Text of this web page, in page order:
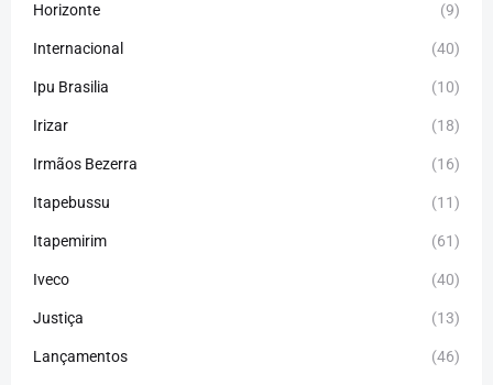
Horizonte (9)
Internacional (40)
Ipu Brasilia (10)
Irizar (18)
Irmãos Bezerra (16)
Itapebussu (11)
Itapemirim (61)
Iveco (40)
Justiça (13)
Lançamentos (46)